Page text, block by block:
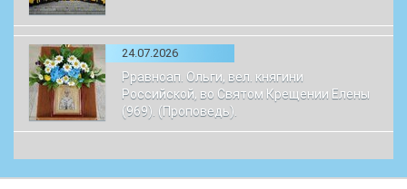
24.07.2026
Рравноап. Ольги, вел. княгини
Российской, во Святом Крещении Елены
(969). (Проповедь).